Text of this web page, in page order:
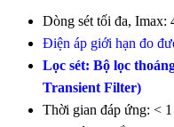
Dòng sét tối đa, Imax:
Điện áp giới hạn đo
Lọc sét: Bộ lọc
Transient Filter)
Thời gian đáp ứng: < 1